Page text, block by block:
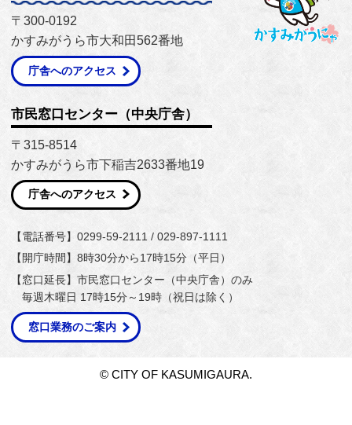
〒300-0192
かすみがうら市大和田562番地
庁舎へのアクセス
市民窓口センター（中央庁舎）
〒315-8514
かすみがうら市下稲吉2633番地19
庁舎へのアクセス
【電話番号】0299-59-2111 / 029-897-1111
【開庁時間】8時30分から17時15分（平日）
【窓口延長】市民窓口センター（中央庁舎）のみ
毎週木曜日 17時15分～19時（祝日は除く）
窓口業務のご案内
© CITY OF KASUMIGAURA.